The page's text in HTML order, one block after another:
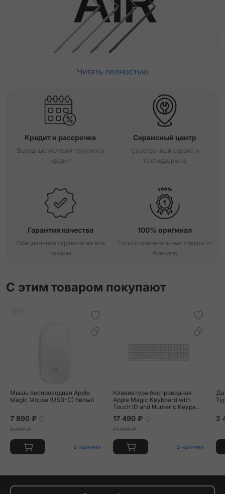
Читать полностью
Кредит и рассрочка
Выгодные условия покупки в
кредит
Сервисный центр
Собственный сервис и
техподдержка
Гарантия качества
Официальная гарантия на все
товары
100% оригинал
Только оригинальные товары от
брендов
С этим товаром покупают
Хит
Мышь беспроводная Apple
Magic Mouse (USB-C) белый
7 890 ₽
9 490 ₽
В наличии
Клавиатура беспроводная
Apple Magic Keyboard with
Touch ID and Numeric Keypad
17 490 ₽
21 990 ₽
В наличии
2